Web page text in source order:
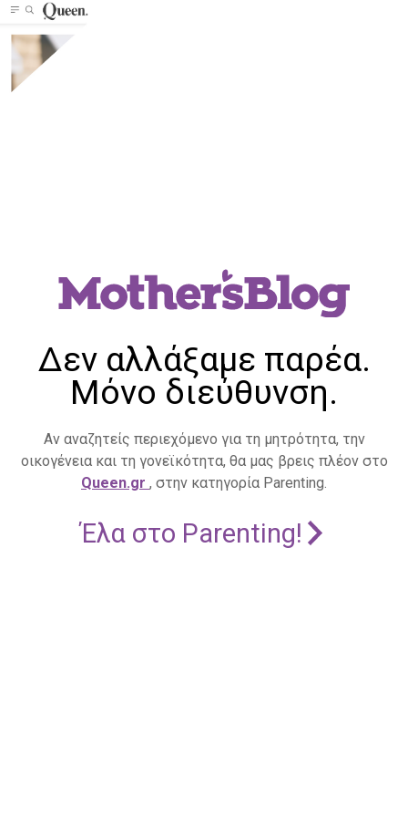
Δεν αλλάξαμε παρέα.
Μόνο διεύθυνση.
Αν αναζητείς περιεχόμενο για τη μητρότητα, την
οικογένεια και τη γονεϊκότητα, θα μας βρεις πλέον στο
Queen.gr , στην κατηγορία Parenting.
Έλα στο Parenting!